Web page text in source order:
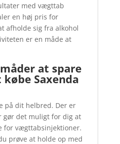
med vægttab
en høj pris for
afholde sig fra alkohol
er en måde at
at spare
købe Saxenda
på dit helbred. Der er
gør det muligt for dig at
for vægttabsinjektioner.
prøve at holde op med